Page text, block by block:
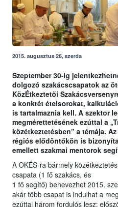
2015. augusztus 26, szerda
Szeptember 30-ig
dolgozó szakácscsapatok az
KözÉtkeztetői
a konkrét ételsorokat,
is tartalmaznia kell. A szektor
megmérettetésének ezúttal a
közétkeztetésben” a témája.
régiós elődöntőkön is
emellett szakmai mentorok
A OKÉS-ra bármely
csapata (1 fő szakács, és
1 fő segítő) benevezhet 2015.
akár több csapat is indulhat a
ezúttal három fordulós lesz: